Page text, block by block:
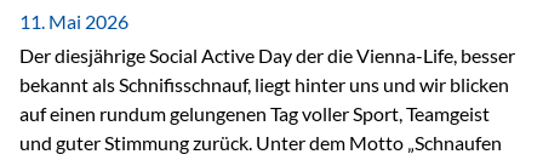
Wertentwicklung. Der Investmentansatz: Value Investing
mit Weitblick Im Zentrum steht ein…
11. Mai 2026
Der diesjährige Social Active Day der die Vienna-Life, besser
bekannt als Schnifisschnauf, liegt hinter uns und wir blicken
auf einen rundum gelungenen Tag voller Sport, Teamgeist
und guter Stimmung zurück. Unter dem Motto „Schnaufen